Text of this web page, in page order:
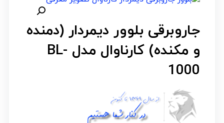
جاروبرقی بلوور دیمردار (دمنده
و مکنده) کارناوال مدل BL-
1000